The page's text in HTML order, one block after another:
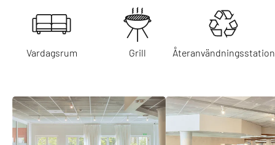
Vardagsrum Grill Återanvändningsstation